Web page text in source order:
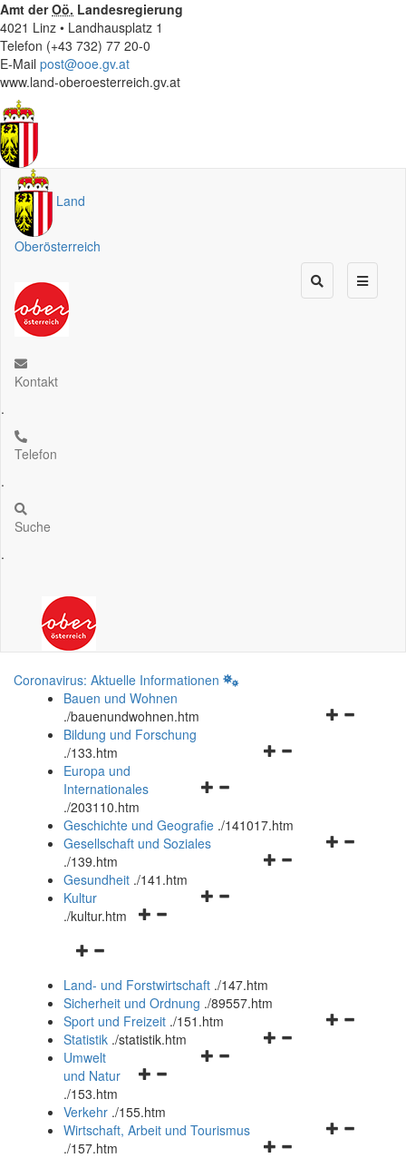
Amt derOö. Landesregierung
4021 Linz • Landhausplatz 1
Telefon (+43 732) 77 20-0
E-Mail post@ooe.gv.at
www.land-oberoesterreich.gv.at
Land
Oberösterreich
Kontakt
.
Telefon
.
Suche
.
Coronavirus: Aktuelle Informationen
Bauen und Wohnen
./bauenundwohnen.htm
Navigationsmenü
Bildung und Forschung
./133.htm
Navigationsmenü
und
schließen
Europa und
Internationales
./203110.htm
Geschichte und Geografie ./141017.htm
Navigationsmenü
Gesellschaft und Soziales
./139.htm
Navigationsmenü
Gesundheit ./141.htm
Navigationsmenü
Kultur
./kultur.htm
Navigationsmenü
und
schließen
Land- und Forstwirtschaft ./147.htm
Sicherheit und Ordnung ./89557.htm
Navigationsmenü
Sport und Freizeit ./151.htm
Navigationsmenü
Statistik ./statistik.htm
Navigationsmenü
und
schließen
Umwelt
und Natur
./153.htm
Verkehr ./155.htm
Navigationsmenü
Wirtschaft, Arbeit und Tourismus
./157.htm